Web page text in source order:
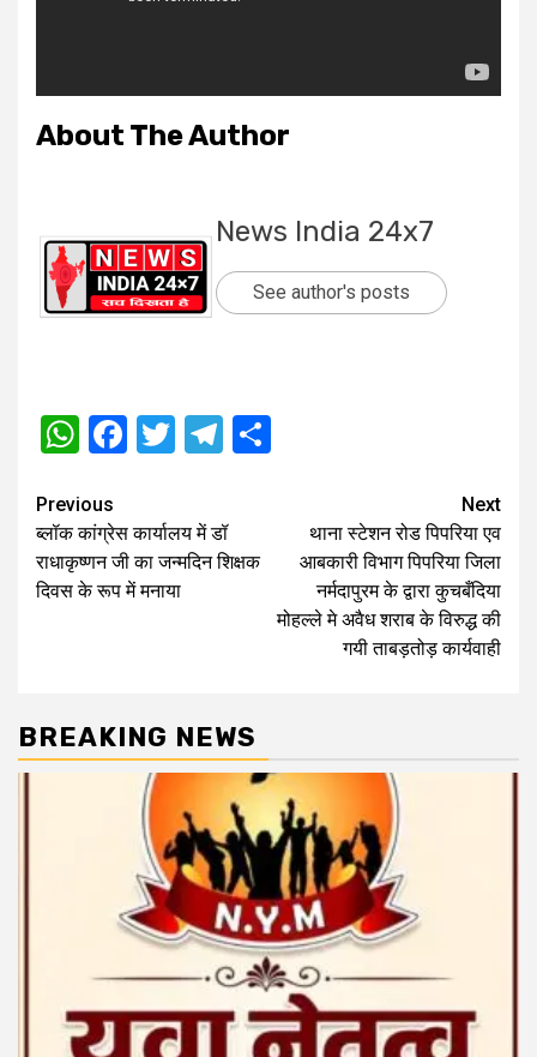
About The Author
News India 24x7
See author's posts
WhatsApp
Facebook
TwitterTelegram
Post
navigation
Previous
ब्लॉक कांग्रेस कार्यालय में डॉ
राधाकृष्णन जी का जन्मदिन शिक्षक
दिवस के रूप में मनाया
Next
थाना स्टेशन रोड पिपरिया एव
आबकारी विभाग पिपरिया जिला
नर्मदापुरम के द्वारा कुचबँदिया
मोहल्ले मे अवैध शराब के विरुद्ध की
गयी ताबड़तोड़ कार्यवाही
BREAKING NEWS